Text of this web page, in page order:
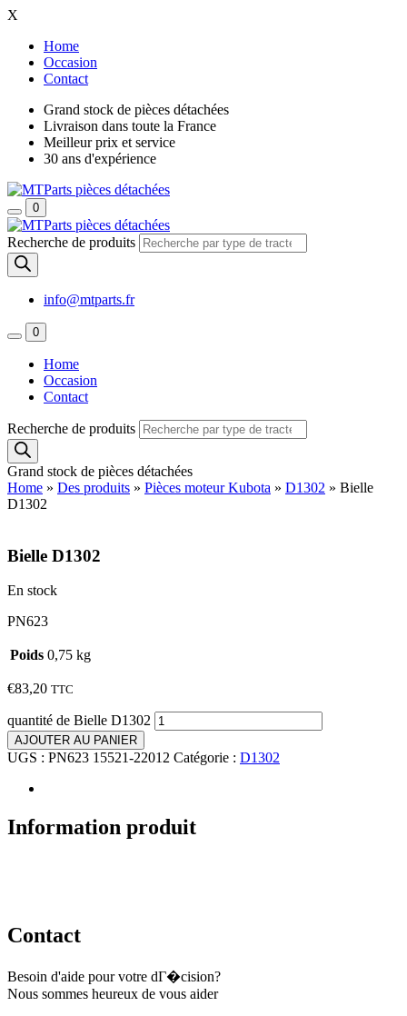
X
Home
Occasion
Contact
Grand stock de pièces détachées
Livraison dans toute la France
Meilleur prix et service
30 ans d'expérience
0
Recherche de produits
info@mtparts.fr
0
Home
Occasion
Contact
Recherche de produits
Grand stock de pièces détachées
Home » Des produits » Pièces moteur Kubota » D1302 » Bielle
D1302
Bielle D1302
En stock
PN623
Poids 0,75 kg
€83,20 TTC
quantité de Bielle D1302
AJOUTER AU PANIER
UGS : PN623 15521-22012 Catégorie : D1302
Information produit
Contact
Besoin d'aide pour votre dГ�cision?
Nous sommes heureux de vous aider